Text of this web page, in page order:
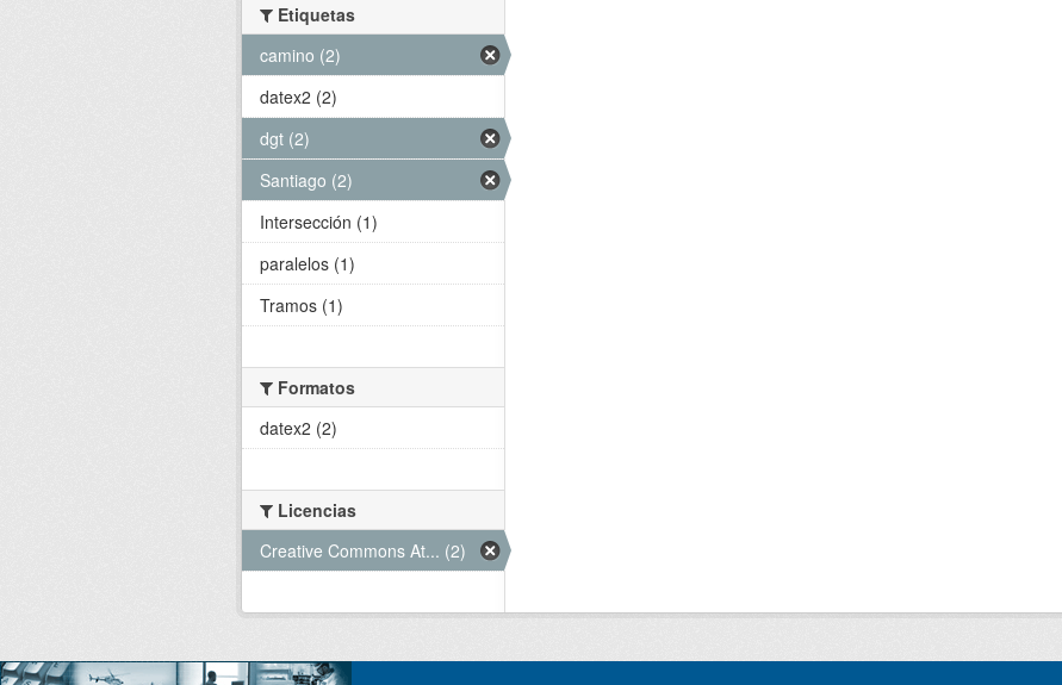
Etiquetas
camino (2)
datex2 (2)
dgt (2)
Santiago (2)
Intersección (1)
paralelos (1)
Tramos (1)
Formatos
datex2 (2)
Licencias
Creative Commons At... (2)